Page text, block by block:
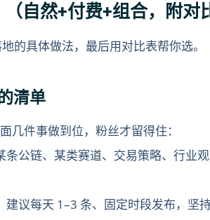
自然+付费+组合，附对
的具体做法，最后用对比表帮你选。
清单
几件事做到位，粉丝才留得住：
条公链、某类赛道、交易策略、行业
建议每天 1–3 条、固定时段发布，坚